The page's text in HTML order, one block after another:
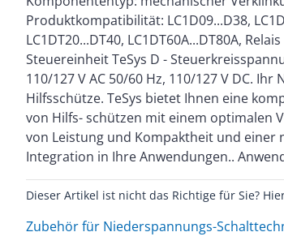
Produktkompatibilität: LC1D09...D38,
LC1DT20...DT40, LC1DT60A...DT80A, Relais
Steuereinheit TeSys D -
110/127 V AC 50/60 Hz, 110/127 V DC. Ihr
Hilfsschütze. TeSys bietet Ihnen eine
von Hilfs- schützen mit einem optimalen
von Leistung und Kompaktheit und einer
Integration in Ihre Anwendungen..
Nutzen: Standardschütze 0,06-75
ansprechendem und funktionellem Design bieten die
Schütze TeSys D schnelle und einfache
gleichzeitig schmaler Baubreite von 45 bzw.
Sie erfüllen internationale
Leistungsgrößen 40 bis 65 A sind mit
Klemmen ausgestattet. Diese sind
Dieser Artikel ist nicht das Richtige für Sie?
Zubehör für Niederspannungs-